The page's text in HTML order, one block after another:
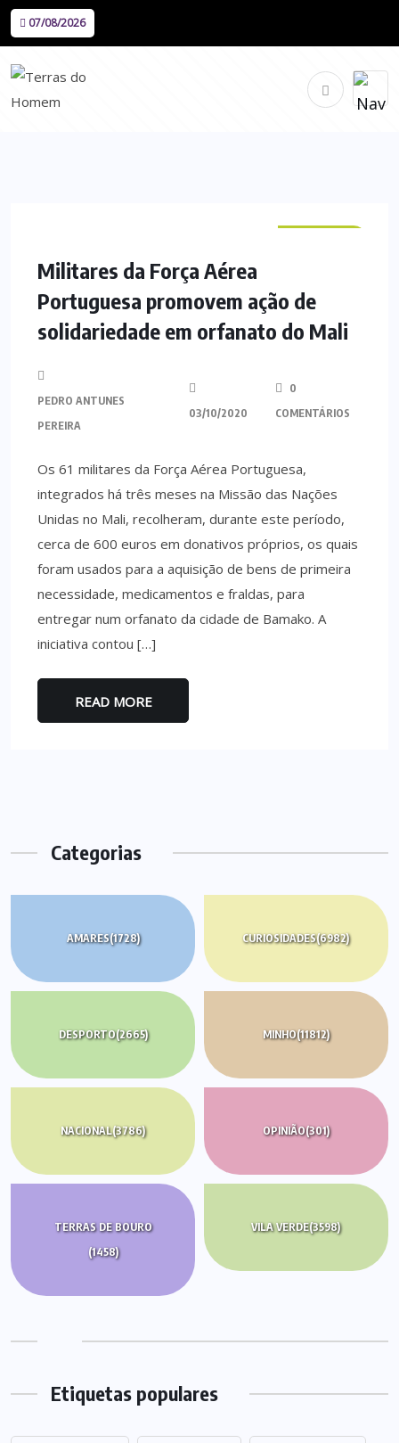
07/08/2026
Militares da Força Aérea
Portuguesa promovem ação de
solidariedade em orfanato do Mali
PEDRO ANTUNES
PEREIRA
03/10/2020
0
COMENTÁRIOS
Os 61 militares da Força Aérea Portuguesa,
integrados há três meses na Missão das Nações
Unidas no Mali, recolheram, durante este período,
cerca de 600 euros em donativos próprios, os quais
foram usados para a aquisição de bens de primeira
necessidade, medicamentos e fraldas, para
entregar num orfanato da cidade de Bamako. A
iniciativa contou […]
READ MORE
Categorias
AMARES(1728) CURIOSIDADES(6982)
DESPORTO(2665) MINHO(11812)
NACIONAL(3786) OPINIÃO(301)
TERRAS DE BOURO
(1458)
VILA VERDE(3598)
Etiquetas populares